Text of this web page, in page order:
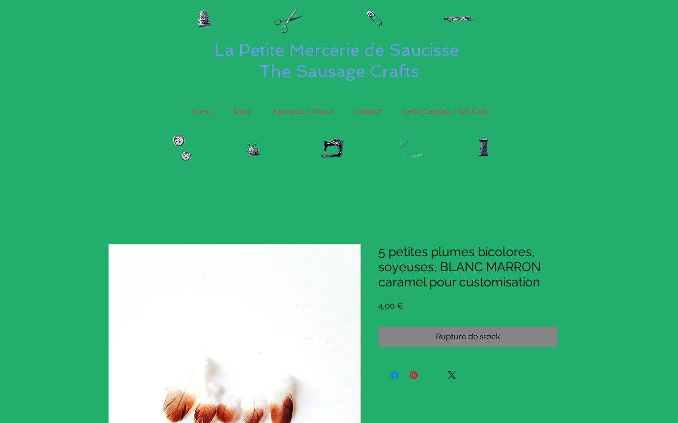
La Petite Mercerie de Saucisse
The Sausage Crafts
Home Shop A propos / About Contact Carte Cadeau / Gift Card
5 petites plumes bicolores,
soyeuses, BLANC MARRON
caramel pour customisation
4,00 €
Rupture de stock